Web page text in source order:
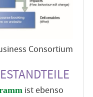
Consortium
ist ebenso